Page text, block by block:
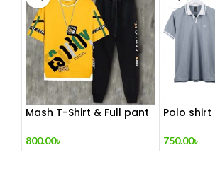
Mash T-Shirt & Full pant
800.00৳
Polo shirt
750.00৳